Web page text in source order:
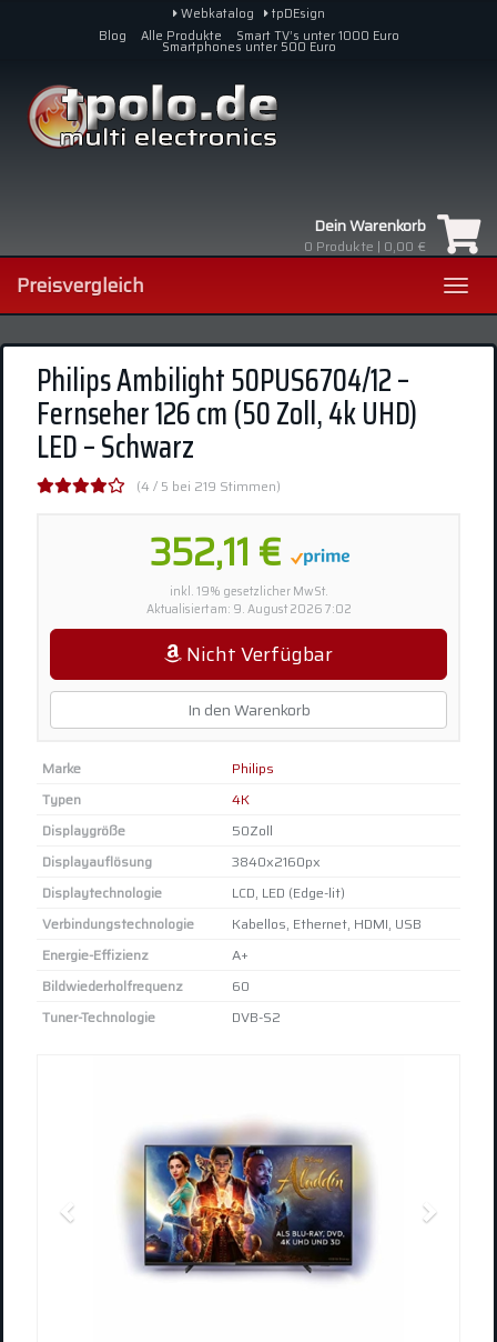
Webkatalog
tpDEsign
Blog
Alle Produkte Smart TV’s unter 1000 Euro
Smartphones unter 500 Euro
Dein Warenkorb
0 Produkte | 0,00 €
Preisvergleich
Philips Ambilight 50PUS6704/12 –
Fernseher 126 cm (50 Zoll, 4k UHD)
LED – Schwarz
(4 / 5 bei 219 Stimmen)
352,11 €
inkl. 19% gesetzlicher MwSt.
Aktualisiert am: 9. August 2026 7:02
Nicht Verfügbar
In den Warenkorb
Marke
Philips
Typen
4K
Displaygröße
50Zoll
Displayauflösung
3840x2160px
Displaytechnologie
LCD, LED (Edge-lit)
Verbindungstechnologie
Kabellos, Ethernet, HDMI, USB
Energie-Effizienz
A+
Bildwiederholfrequenz
60
Tuner-Technologie
DVB-S2